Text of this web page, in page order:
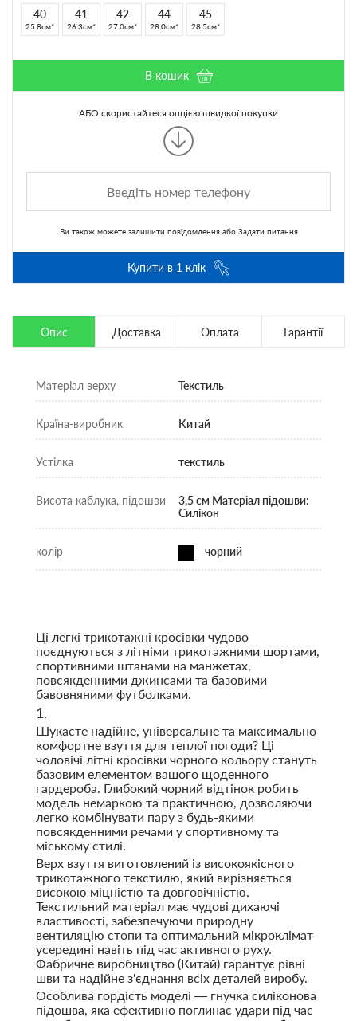
40
25.8см
41
26.3см
42
27.0см
44
28.0см
45
28.5см
В кошик
АБО скористайтеся опцією швидкої покупки
Ви також можете залишити повідомленняабо Задати питання
Купити в 1 клік
Опис Доставка Оплата Гарантії
Матеріал верху Текстиль
Країна-виробник Китай
Устілка текстиль
Висота каблука, підошви
3,5 см Матеріал підошви:
Силікон
колір чорний
Ці легкі трикотажні кросівки чудово
поєднуються з літніми трикотажними шортами,
спортивними штанами на манжетах,
повсякденними джинсами та базовими
бавовняними футболками.
Шукаєте надійне, універсальне та максимально
комфортне взуття для теплої погоди? Ці
чоловічі літні кросівки чорного кольору стануть
базовим елементом вашого щоденного
гардероба. Глибокий чорний відтінок робить
модель немаркою та практичною, дозволяючи
легко комбінувати пару з будь-якими
повсякденними речами у спортивному та
міському стилі.
Верх взуття виготовлений із високоякісного
трикотажного текстилю, який вирізняється
високою міцністю та довговічністю.
Текстильний матеріал має чудові дихаючі
властивості, забезпечуючи природну
вентиляцію стопи та оптимальний мікроклімат
усередині навіть під час активного руху.
Фабричне виробництво (Китай) гарантує рівні
шви та надійне з'єднання всіх деталей виробу.
Особлива гордість моделі — гнучка силіконова
підошва, яка ефективно поглинає удари під час